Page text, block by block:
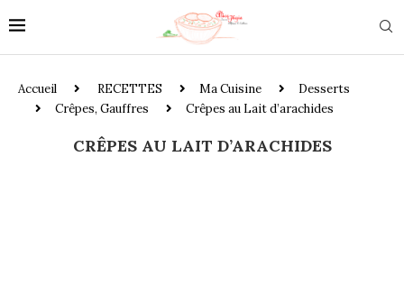
Accueil RECETTES Ma Cuisine
Desserts
Crêpes, Gauffres
Crêpes au Lait d’arachides
CRÊPES AU LAIT D’ARACHIDES